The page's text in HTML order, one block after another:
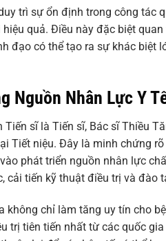
trì sự ổn định trong công tác
quả. Điều này đặc biệt
đạo có thể tạo ra sự khác biệt
Nguồn Nhân Lực Y
sĩ là Tiến sĩ, Bác sĩ Thiều
Tiết niệu. Đây là minh chứng
phát triển nguồn nhân lực
cải tiến kỹ thuật điều trị và đào
không chỉ làm tăng uy tín cho
trị tiên tiến nhất từ các quốc